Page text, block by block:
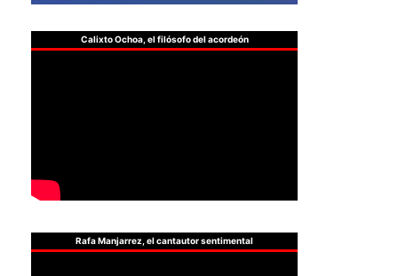
Calixto Ochoa, el filósofo del acordeón
Rafa Manjarrez, el cantautor sentimental